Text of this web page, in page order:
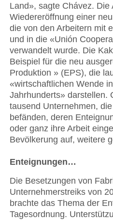
Land», sagte Chávez.
Wiedereröffnung einer
die von den Arbeitern mit
und in die «Unión
verwandelt wurde. Die
Beispiel für die neu
Produktion » (EPS), die
«wirtschaftlichen Wende
Jahrhunderts» darstellen.
tausend Unternehmen,
befänden, deren
oder ganz ihre Arbeit
Bevölkerung auf, weitere
Enteignungen…
Die Besetzungen von
Unternehmerstreiks von
brachte das Thema der
Tagesordnung.